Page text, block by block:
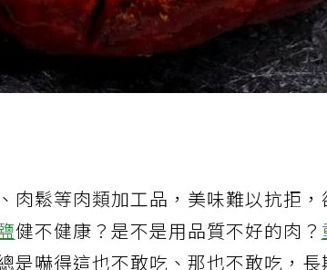
肉鬆等肉類加工品，美味難以抗拒
健不健康？是不是用品質不好的肉？